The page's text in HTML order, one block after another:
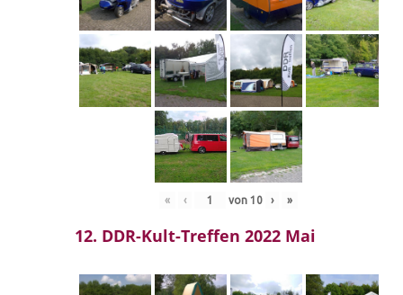
« ‹ von 10 › »
12. DDR-Kult-Treffen 2022 Mai